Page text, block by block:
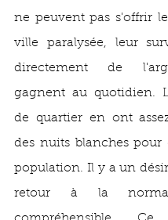
ne peuvent pas s'offrir
ville paralysée, leur
directement de
gagnent au quotidien.
de quartier en ont
des nuits blanches pour
population. Il y a un
retour à la